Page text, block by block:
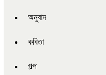
অনুবাদ
কবিতা
গল্প